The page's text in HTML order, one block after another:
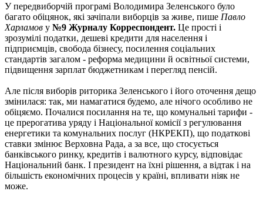
У передвиборчій програмі Володимира Зеленського було
багато обіцянок, які зачіпали виборців за живе, пише Павло
Харламов у №9 Журналу Корреспондент. Це прості і
зрозумілі податки, дешеві кредити для населення і
підприємців, свобода бізнесу, посилення соціальних
стандартів загалом - реформа медицини й освітньої системи,
підвищення зарплат бюджетникам і перегляд пенсій.
Але після виборів риторика Зеленського і його оточення дещо
змінилася: так, ми намагатися будемо, але нічого особливо не
обіцяємо. Почалися посилання на те, що комунальні тарифи -
це прерогатива уряду і Національної комісії з регулювання
енергетики та комунальних послуг (НКРЕКП), що податкові
ставки змінює Верховна Рада, а за все, що стосується
банківського ринку, кредитів і валютного курсу, відповідає
Національний банк. І президент на їхні рішення, а відтак і на
більшість економічних процесів у країні, впливати ніяк не
може.